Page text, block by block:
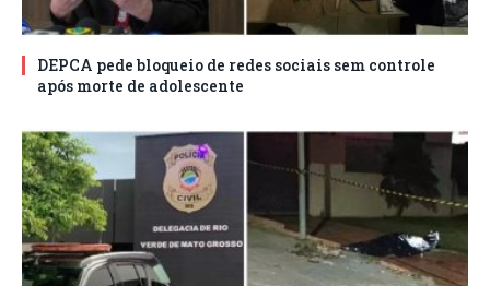
DEPCA pede bloqueio de redes sociais sem controle
após morte de adolescente